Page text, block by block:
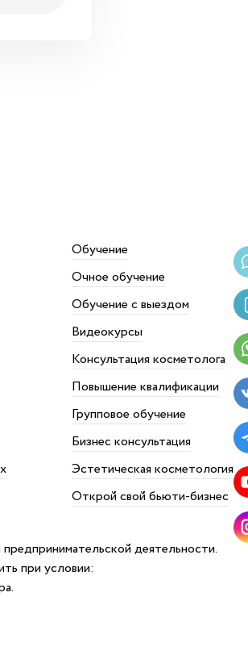
Обучение
Очное обучение
Обучение с выездом
Видеокурсы
Консультация косметолога
Повышение квалификации
Групповое обучение
Бизнес консультация
Эстетическая косметология
Открой свой бьюти-бизнес
деятельности.
при условии: